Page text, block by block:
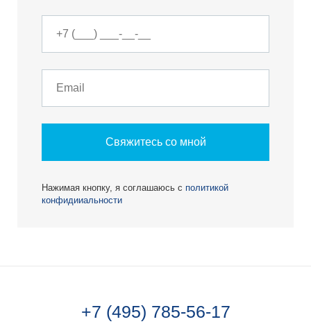
Свяжитесь со мной
Нажимая кнопку, я соглашаюсь с политикой
конфидииальности
+7 (495) 785-56-17